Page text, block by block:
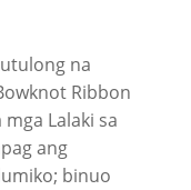
na
Ribbon
Lalaki sa
ang
binuo